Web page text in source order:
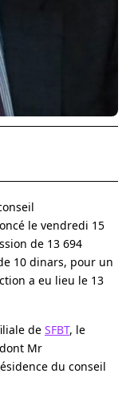
le vendredi 15
de 13 694
10 dinars, pour un
a eu lieu le 13
de SFBT, le
Mr
du conseil